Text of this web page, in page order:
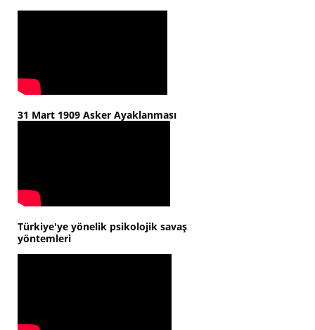
31 Mart 1909 Asker Ayaklanması
Türkiye'ye yönelik psikolojik savaş
yöntemleri